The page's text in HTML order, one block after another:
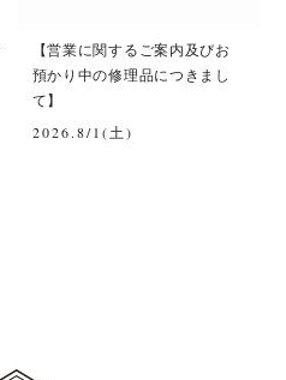
【営業に関するご案内及びお
預かり中の修理品につきまし
て】
2026.8/1(土)